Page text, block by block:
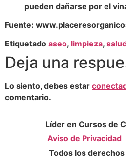
pueden dañarse por el
Fuente:
Etiquetado aseo, limpieza,
Deja una
Lo siento, debes estar
comentario.
Líder en Cursos de
Aviso de Privacidad
Todos los